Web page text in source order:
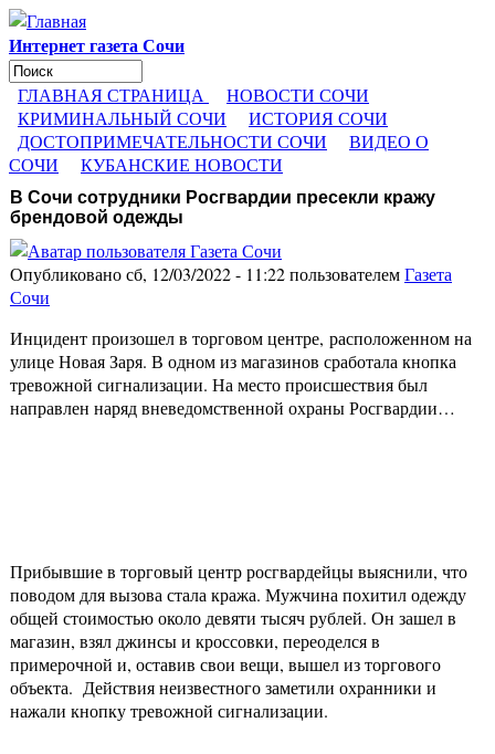
Перейти к основному содержанию
Интернет газета Сочи
Форма поиска
Поиск
ГЛАВНАЯ СТРАНИЦА
НОВОСТИ СОЧИ
КРИМИНАЛЬНЫЙ СОЧИ
ИСТОРИЯ СОЧИ
ДОСТОПРИМЕЧАТЕЛЬНОСТИ СОЧИ
ВИДЕО О
СОЧИ
КУБАНСКИЕ НОВОСТИ
В Сочи сотрудники Росгвардии пресекли кражу
брендовой одежды
Опубликовано сб, 12/03/2022 - 11:22 пользователемГазета
Сочи
Инцидент произошел в торговом центре, расположенном на
улице Новая Заря. В одном из магазинов сработала кнопка
тревожной сигнализации. На место происшествия был
направлен наряд вневедомственной охраны Росгвардии…
Прибывшие в торговый центр росгвардейцы выяснили, что
поводом для вызова стала кража. Мужчина похитил одежду
общей стоимостью около девяти тысяч рублей. Он зашел в
магазин, взял джинсы и кроссовки, переоделся в
примерочной и, оставив свои вещи, вышел из торгового
объекта. Действия неизвестного заметили охранники и
нажали кнопку тревожной сигнализации.